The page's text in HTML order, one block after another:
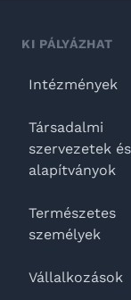
KI PÁLYÁZHAT
Intézmények
Társadalmi
szervezetek és
alapítványok
Természetes
személyek
Vállalkozások